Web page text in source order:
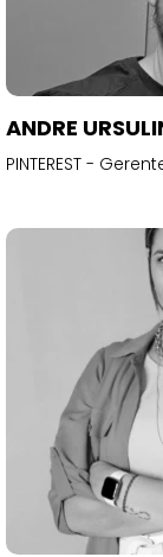
ANDRE
PINTEREST -